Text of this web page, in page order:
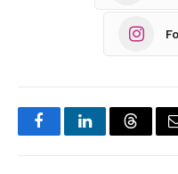
FacebookLinkedIn